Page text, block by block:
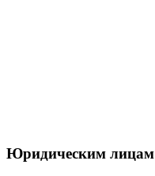
Юридическим лицам